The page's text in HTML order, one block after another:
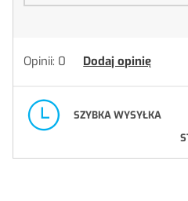
Opinii: 0 Dodaj opinię
SZYBKA WYSYŁKA